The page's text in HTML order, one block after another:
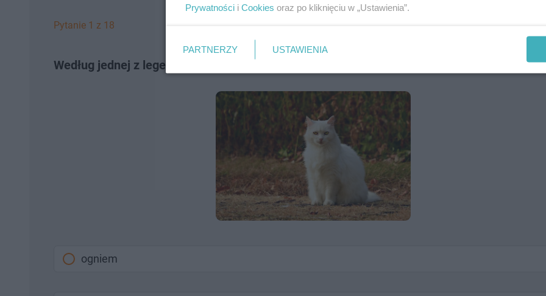
Pytanie 1 z 18
Według jednej z legend kot ocalił Mahometa przed:
ogniem
Prywatności i Cookies oraz po kliknięciu w „Ustawienia”.
PARTNERZY USTAWIENIA